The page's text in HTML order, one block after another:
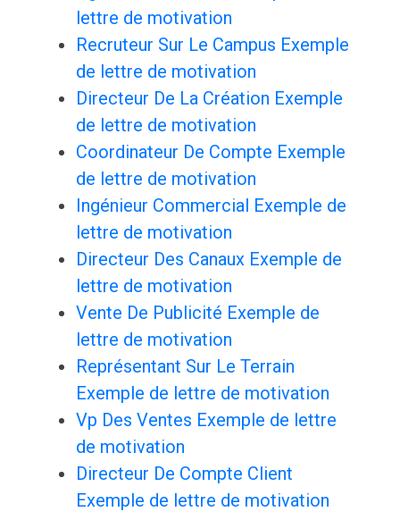
lettre de motivation
Recruteur Sur Le Campus Exemple
de lettre de motivation
Directeur De La Création Exemple
de lettre de motivation
Coordinateur De Compte Exemple
de lettre de motivation
Ingénieur Commercial Exemple de
lettre de motivation
Directeur Des Canaux Exemple de
lettre de motivation
Vente De Publicité Exemple de
lettre de motivation
Représentant Sur Le Terrain
Exemple de lettre de motivation
Vp Des Ventes Exemple de lettre
de motivation
Directeur De Compte Client
Exemple de lettre de motivation